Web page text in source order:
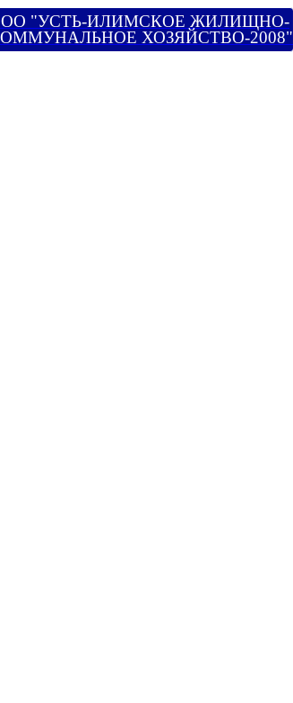
"УСТЬ-ИЛИМСКОЕ ЖИЛИЩНО-
ХОЗЯЙСТВО-2008"